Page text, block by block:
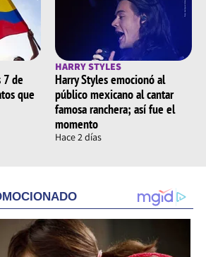
7 de
que
HARRY STYLES
Harry Styles emocionó al
público mexicano al cantar
famosa ranchera; así fue el
momento
Hace 2 días